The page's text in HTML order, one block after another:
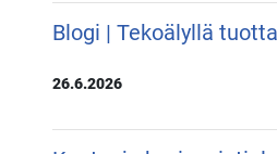
Blogi | Tekoälyllä
26.6.2026